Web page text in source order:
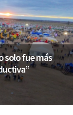
solo fue más